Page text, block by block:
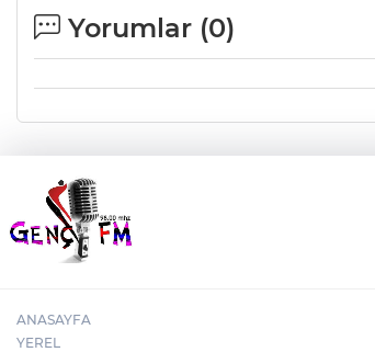
Yorumlar (0)
ANASAYFA
YEREL